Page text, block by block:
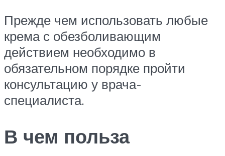
Прежде чем использовать любые
крема с обезболивающим
действием необходимо в
обязательном порядке пройти
консультацию у врача-
специалиста.
В чем польза